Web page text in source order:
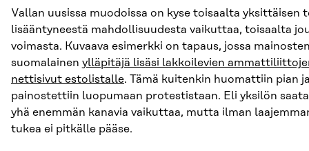
Vallan uusissa muodoissa on kyse toisaalta yksittäisen
lisääntyneestä mahdollisuudesta vaikuttaa, toisaalta
voimasta. Kuvaava esimerkki on tapaus, jossa
suomalainen ylläpitäjä lisäsi lakkoilevien
nettisivut estolistalle. Tämä kuitenkin huomattiin pian
painostettiin luopumaan protestistaan. Eli yksilön
yhä enemmän kanavia vaikuttaa, mutta ilman
tukea ei pitkälle pääse.